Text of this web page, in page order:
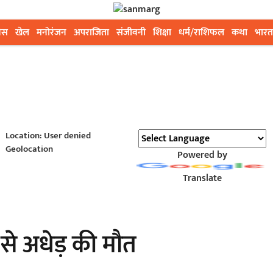
खेल मनोरंजन अपराजिता संजीवनी शिक्षा धर्म/राशिफल कथा भारत
Location: User denied
Geolocation
Powered by
Translate
अधेड़ की मौत